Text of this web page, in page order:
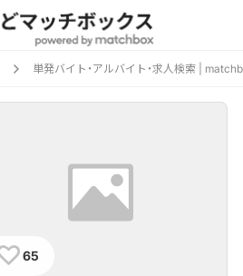
単発バイト・アルバイト・求人検索 |
65